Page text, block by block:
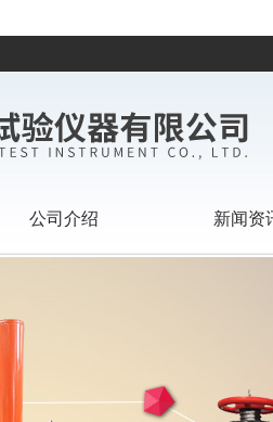
公司介绍 新闻资